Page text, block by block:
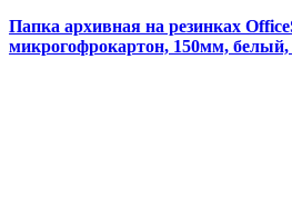
Папка архивная на резинках
микрогофрокартон, 150мм, белый,